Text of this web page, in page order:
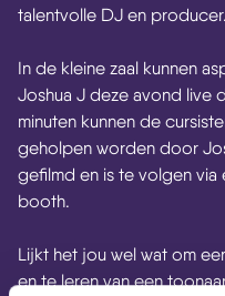
talentvolle DJ en producer.
In de kleine zaal kunnen
Joshua J deze avond live
minuten kunnen de
geholpen worden door
gefilmd en is te volgen
booth.
Lijkt het jou wel wat om
en te leren van een